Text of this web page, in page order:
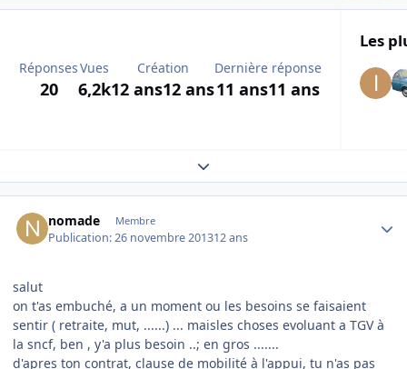
Réponses
20
Vues
6,2k
Création
12 ans12 ans
Dernière réponse
11 ans11 ans
Les
Expand topic overview
nomade Membre
Publication:26 novembre 201312 ans
salut
on t'as embuché, a un moment ou les besoins se faisaient
sentir ( retraite, mut, ......) ... maisles choses evoluant a TGV à
la sncf, ben , y'a plus besoin ..; en gros .......
d'apres ton contrat, clause de mobilité à l'appui, tu n'as pas